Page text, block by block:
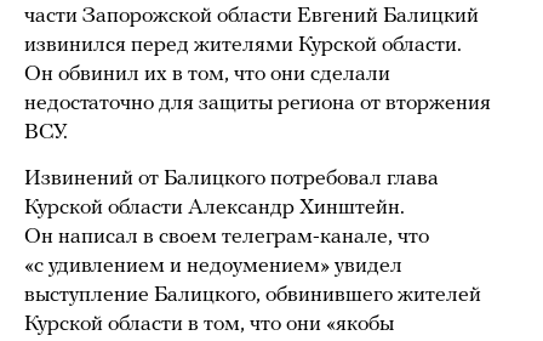
части Запорожской области Евгений Балицкий
извинился перед жителями Курской области.
Он обвинил их в том, что они сделали
недостаточно для защиты региона от вторжения
ВСУ.
Извинений от Балицкого потребовал глава
Курской области Александр Хинштейн.
Он написал в своем телеграм-канале, что
«с удивлением и недоумением» увидел
выступление Балицкого, обвинившего жителей
Курской области в том, что они «якобы